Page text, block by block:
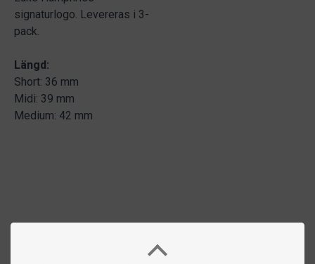
signaturlogo. Levereras i 3-
pack.
Längd:
Short: 36 mm
Midi: 39 mm
Medium: 42 mm